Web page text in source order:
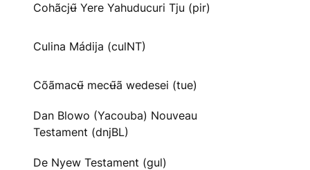
Cohãcjʉ̃ Yere Yahuducuri Tju (pir)
Culina Mádija (culNT)
Cõãmacʉ̃ mecʉ̃ã wedesei (tue)
Dan Blowo (Yacouba) Nouveau
Testament (dnjBL)
De Nyew Testament (gul)